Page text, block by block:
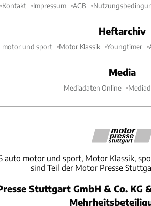
Kontakt Impressum AGB
Heftarchiv
motor und sport Motor Klassik Youngtimer
Media
Mediadaten Online
auto motor und sport, Motor Klassik,
sind Teil der Motor Presse
Stuttgart GmbH & Co. KG